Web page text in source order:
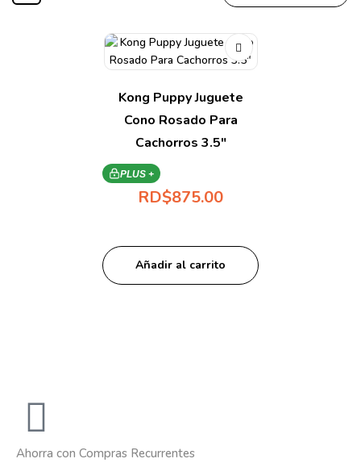
Kong Puppy Juguete
Cono Rosado Para
Cachorros 3.5″
PLUS +
RD$875.00
Añadir al carrito
Ahorra con Compras Recurrentes